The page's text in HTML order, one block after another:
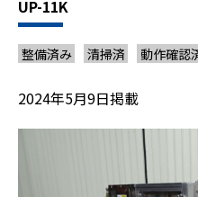
UP-11K
整備済み 清掃済 動作確認
2024年5月9日掲載